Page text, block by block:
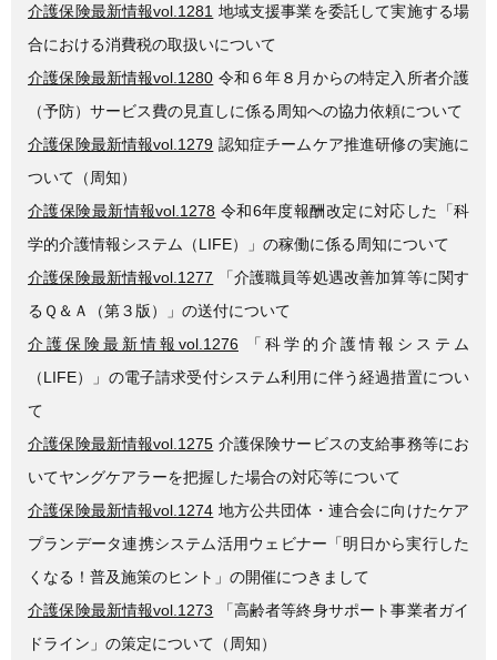
介護保険最新情報vol.1281 地域支援事業を委託して実施する場
合における消費税の取扱いについて
介護保険最新情報vol.1280 令和６年８月からの特定入所者介護
（予防）サービス費の見直しに係る周知への協力依頼について
介護保険最新情報vol.1279 認知症チームケア推進研修の実施に
ついて（周知）
介護保険最新情報vol.1278 令和6年度報酬改定に対応した「科
学的介護情報システム（LIFE）」の稼働に係る周知について
介護保険最新情報vol.1277 「介護職員等処遇改善加算等に関す
るＱ＆Ａ（第３版）」の送付について
介護保険最新情報vol.1276 「科学的介護情報システム
（LIFE）」の電子請求受付システム利用に伴う経過措置につい
て
介護保険最新情報vol.1275 介護保険サービスの支給事務等にお
いてヤングケアラーを把握した場合の対応等について
介護保険最新情報vol.1274 地方公共団体・連合会に向けたケア
プランデータ連携システム活用ウェビナー「明日から実行した
くなる！普及施策のヒント」の開催につきまして
介護保険最新情報vol.1273 「高齢者等終身サポート事業者ガイ
ドライン」の策定について（周知）